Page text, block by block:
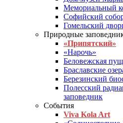
Мемориальный
Софийский
Гомельский
Природные
«Припятский»
«Нарочь»
Беловежская
Браславские
Березинский
Полесский
заповедник
События
Viva Kola Art